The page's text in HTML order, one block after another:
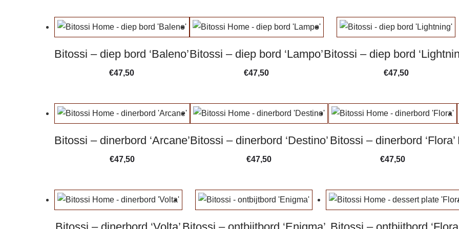
Bitossi – diep bord ‘Baleno’
€47,50
Bitossi – diep bord ‘Lampo’
€47,50
Bitossi – diep bord
€47,50
Bitossi – dinerbord ‘Arcane’
€47,50
Bitossi – dinerbord ‘Destino’
€47,50
Bitossi – dinerbord ‘Flora’
€47,50